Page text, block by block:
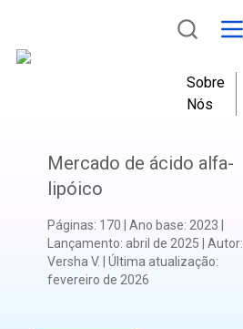
Sobre
Nós
Mercado de ácido alfa-
lipóico
Páginas: 170 Ano base: 2023
Lançamento: abril de 2025 Autor:
Versha V.
Última atualização:
fevereiro de 2026